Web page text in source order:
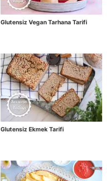
Glutensiz Vegan Tarhana Tarifi
Glutensiz Ekmek Tarifi